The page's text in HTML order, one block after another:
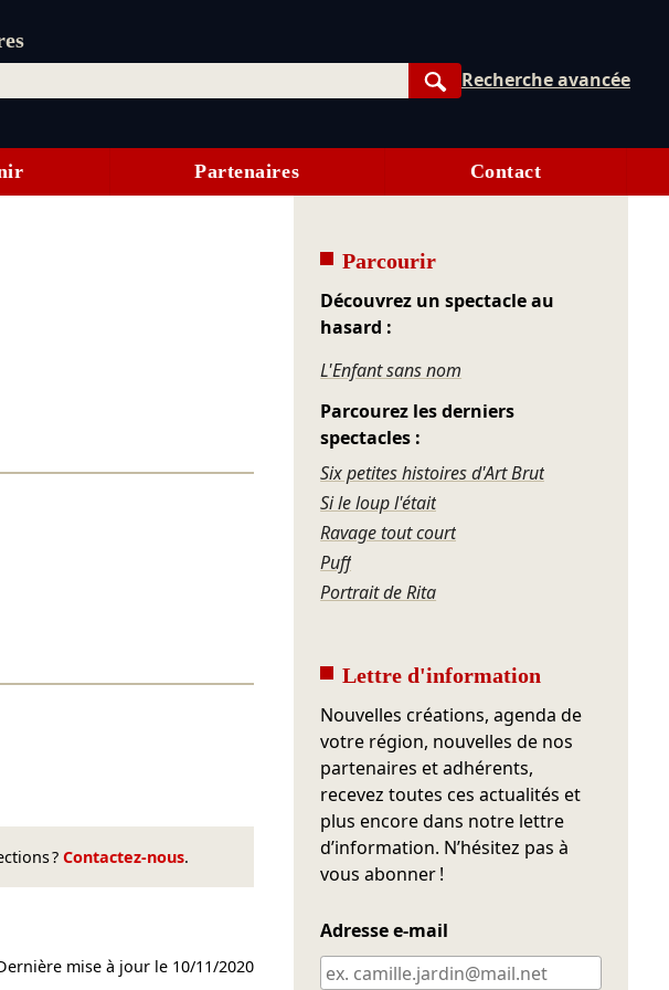
Rechercher
Recherche avancée
Partenaires Contact
? Contactez-nous.
mise à jour le 10/11/2020
Parcourir
Découvrez un spectacle au
hasard :
L'Enfant sans nom
Parcourez les derniers
spectacles :
Six petites histoires d'Art Brut
Si le loup l'était
Ravage tout court
Puff
Portrait de Rita
Lettre d'information
Nouvelles créations, agenda de
votre région, nouvelles de nos
partenaires et adhérents,
recevez toutes ces actualités et
plus encore dans notre lettre
d’information. N’hésitez pas à
vous abonner !
Adresse e-mail